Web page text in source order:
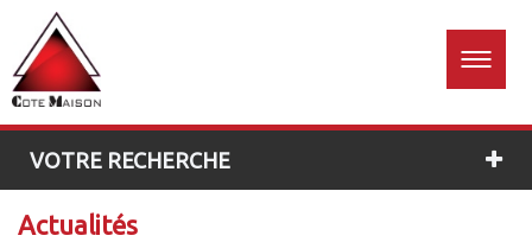
01 60
26 96
76
Accueil
Estimation
gratuite
VOTRE RECHERCHE
Actualités